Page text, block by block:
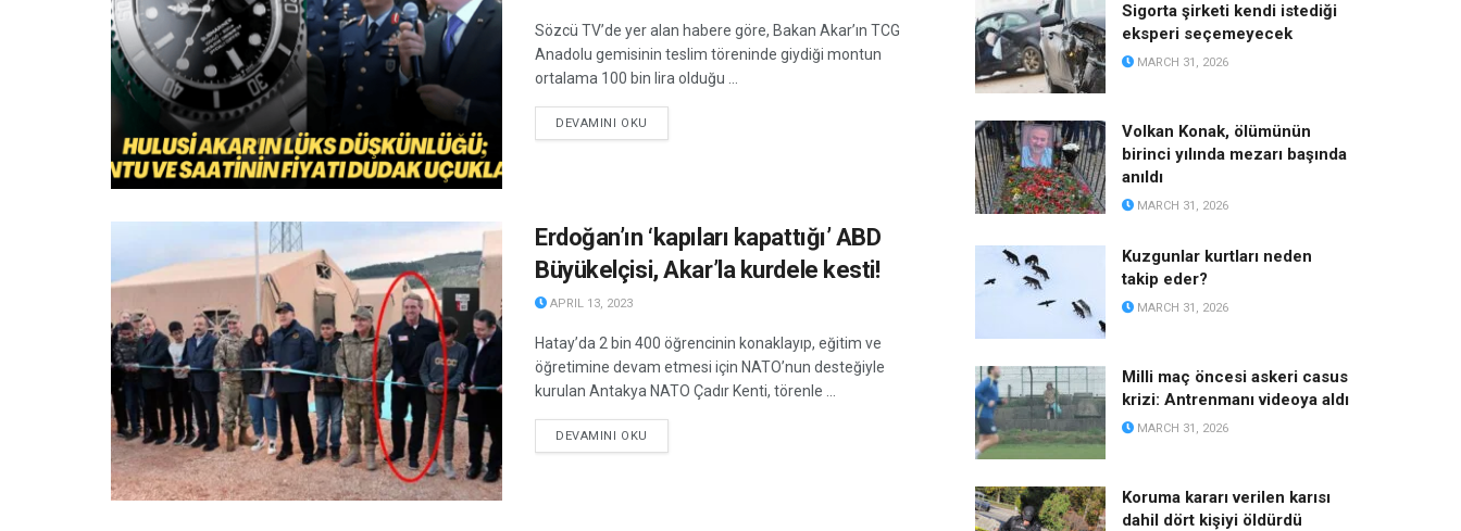
Sözcü TV’de yer alan habere göre, Bakan Akar’ın TCG
Anadolu gemisinin teslim töreninde giydiği montun
ortalama 100 bin lira olduğu ...
DEVAMINI OKU
Erdoğan’ın ‘kapıları kapattığı’ ABD
Büyükelçisi, Akar’la kurdele kesti!
APRIL 13, 2023
Hatay’da 2 bin 400 öğrencinin konaklayıp, eğitim ve
öğretimine devam etmesi için NATO’nun desteğiyle
kurulan Antakya NATO Çadır Kenti, törenle ...
DEVAMINI OKU
Sigorta şirketi kendi istediği
eksperi seçemeyecek
MARCH 31, 2026
Volkan Konak, ölümünün
birinci yılında mezarı başında
anıldı
MARCH 31, 2026
Kuzgunlar kurtları neden
takip eder?
MARCH 31, 2026
Milli maç öncesi askeri casus
krizi: Antrenmanı videoya aldı
MARCH 31, 2026
Koruma kararı verilen karısı
dahil dört kişiyi öldürdü